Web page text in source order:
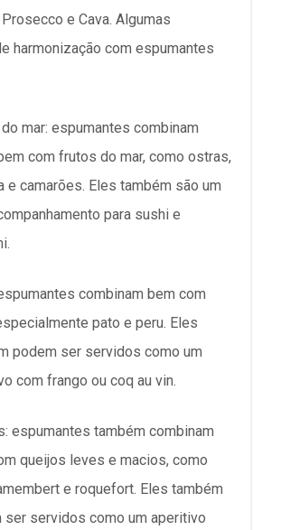
e Cava. Algumas
harmonização com espumantes
mar: espumantes combinam
com frutos do mar, como ostras,
e camarões. Eles também são um
para sushi e
combinam bem com
pato e peru. Eles
podem ser servidos como um
com frango ou coq au vin.
espumantes também combinam
queijos leves e macios, como
e roquefort. Eles também
ser servidos como um aperitivo